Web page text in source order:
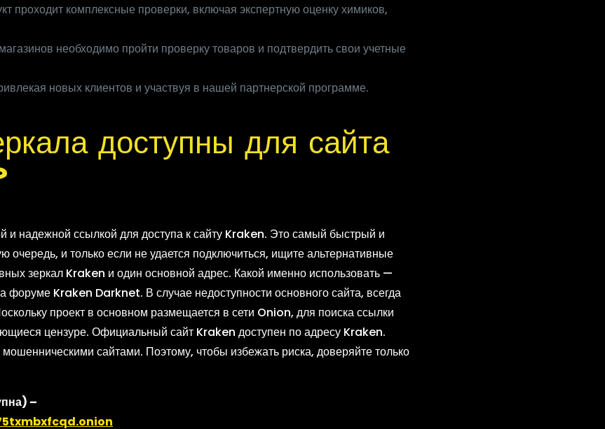
комплексные проверки, включая экспертную оценку химиков,
необходимо пройти проверку товаров и подтвердить свои учетные
новых клиентов и участвуя в нашей партнерской программе.
доступны для сайта
надежной ссылкой для доступа к сайту Kraken. Это самый быстрый и
очередь, и только если не удается подключиться, ищите альтернативные
зеркал Kraken и один основной адрес. Какой именно использовать —
Kraken Darknet. В случае недоступности основного сайта, всегда
проект в основном размещается в сети Onion, для поиска ссылки
цензуре. Официальный сайт Kraken доступен по адресу Kraken.
сайтами. Поэтому, чтобы избежать риска, доверяйте только
–